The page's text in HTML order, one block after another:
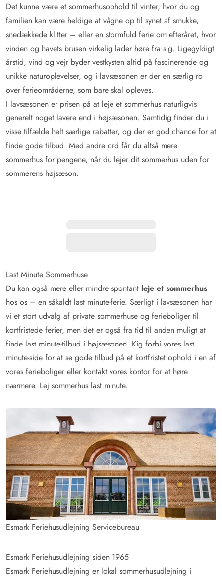
Det kunne være et sommerhusophold til vinter, hvor du og
familien kan være heldige at vågne op til synet af smukke,
snedækkede klitter – eller en stormfuld ferie om efteråret, hvor
vinden og havets brusen virkelig lader høre fra sig. Ligegyldigt
årstid, vind og vejr byder vestkysten altid på fascinerende og
unikke naturoplevelser, og i lavsæsonen er der en særlig ro
over ferieområderne, som bare skal opleves.
I lavsæsonen er prisen på at leje et sommerhus naturligvis
generelt noget lavere end i højsæsonen. Samtidig finder du i
visse tilfælde helt særlige rabatter, og der er god chance for at
finde gode tilbud. Med andre ord får du altså mere
sommerhus for pengene, når du lejer dit sommerhus uden for
sommerens højsæson.
Last Minute Sommerhuse
Du kan også mere eller mindre spontant leje et sommerhus
hos os – en såkaldt last minute-ferie. Særligt i lavsæsonen har
vi et stort udvalg af private sommerhuse og ferieboliger til
kortfristede ferier, men det er også fra tid til anden muligt at
finde last minute-tilbud i højsæsonen. Kig forbi vores last
minute-side for at se gode tilbud på et kortfristet ophold i en af
vores ferieboliger eller kontakt vores kontor for at høre
nærmere. Lej sommerhus last minute.
Esmark Feriehusudlejning Servicebureau
Esmark Feriehusudlejning siden 1965
Esmark Feriehusudlejning er lokal sommerhusudlejning i